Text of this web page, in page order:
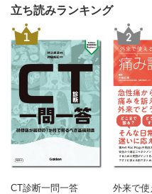
立ち読みランキング
1
CT診断一問一答
2
外来で